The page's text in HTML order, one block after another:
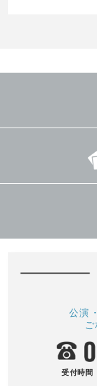
公演
受付時間